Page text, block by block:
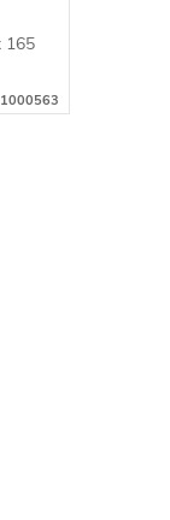
165
1000563